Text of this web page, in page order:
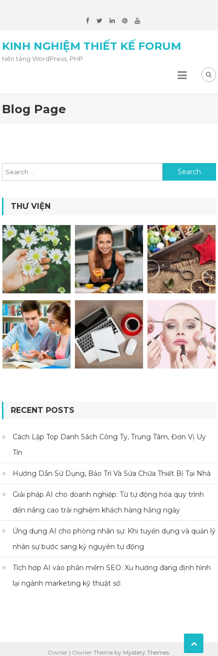
KINH NGHIỆM THIẾT KẾ FORUM
Nền tảng WordPress, PHP
Blog Page
Search for:
THƯ VIỆN
RECENT POSTS
Cách Lập Top Danh Sách Công Ty, Trung Tâm, Đơn Vị Uy
Tín
Hướng Dẫn Sử Dụng, Bảo Trì Và Sửa Chữa Thiết Bị Tại Nhà
Giải pháp AI cho doanh nghiệp: Từ tự động hóa quy trình
đến nâng cao trải nghiệm khách hàng hằng ngày
Ứng dụng AI cho phòng nhân sự: Khi tuyển dụng và quản lý
nhân sự bước sang kỷ nguyên tự động
Tích hợp AI vào phần mềm SEO: Xu hướng đang định hình
lại ngành marketing kỹ thuật số
Owner | Owner Theme by Mystery Themes